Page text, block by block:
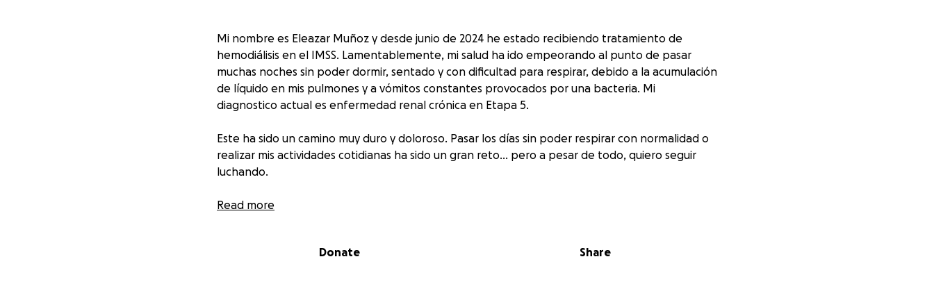
Mi nombre es Eleazar Muñoz y desde junio de 2024 he estado recibiendo tratamiento de
hemodiálisis en el IMSS. Lamentablemente, mi salud ha ido empeorando al punto de pasar
muchas noches sin poder dormir, sentado y con dificultad para respirar, debido a la acumulación
de líquido en mis pulmones y a vómitos constantes provocados por una bacteria. Mi
diagnostico actual es enfermedad renal crónica en Etapa 5.
Este ha sido un camino muy duro y doloroso. Pasar los días sin poder respirar con normalidad o
realizar mis actividades cotidianas ha sido un gran reto… pero a pesar de todo, quiero seguir
luchando.
El pasado domingo 28 de septiembre, tuve que acudir de emergencia al Hospital Santander en
costo total de esta atención fue de $143,393.11 MXN.
Read more
Donate Share